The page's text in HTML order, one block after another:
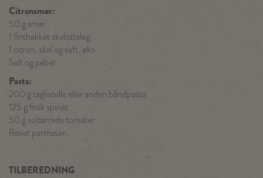
Citronsmør:
50 g smør
1 finthakket skalotteløg
1 citron, skal og saft, øko
Salt og peber
Pasta:
200 g tagliatelle eller anden båndpasta
125 g frisk spinat
50 g soltørrede tomater
Revet parmesan
TILBEREDNING